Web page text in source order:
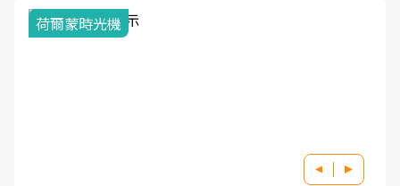
荷爾蒙時光機